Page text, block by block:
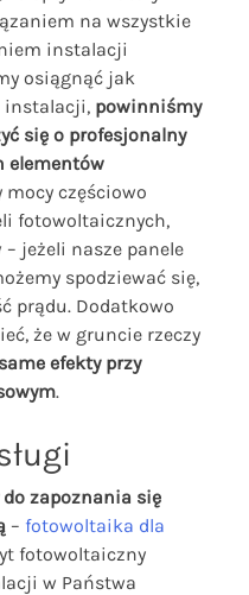
na wszystkie
instalacji
osiągnąć jak
instalacji, powinniśmy
się o profesjonalny
elementów
mocy częściowo
fotowoltaicznych,
jeżeli nasze panele
spodziewać się,
prądu. Dodatkowo
że w gruncie rzeczy
efekty przy
.
zapoznania się
– fotowoltaika dla
fotowoltaiczny
w Państwa